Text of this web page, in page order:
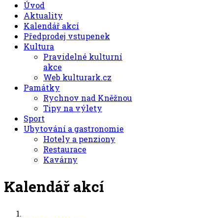
Úvod
Aktuality
Kalendář akcí
Předprodej vstupenek
Kultura
Pravidelné kulturní
akce
Web kulturark.cz
Památky
Rychnov nad Kněžnou
Tipy na výlety
Sport
Ubytování a gastronomie
Hotely a penziony
Restaurace
Kavárny
Kalendář akcí